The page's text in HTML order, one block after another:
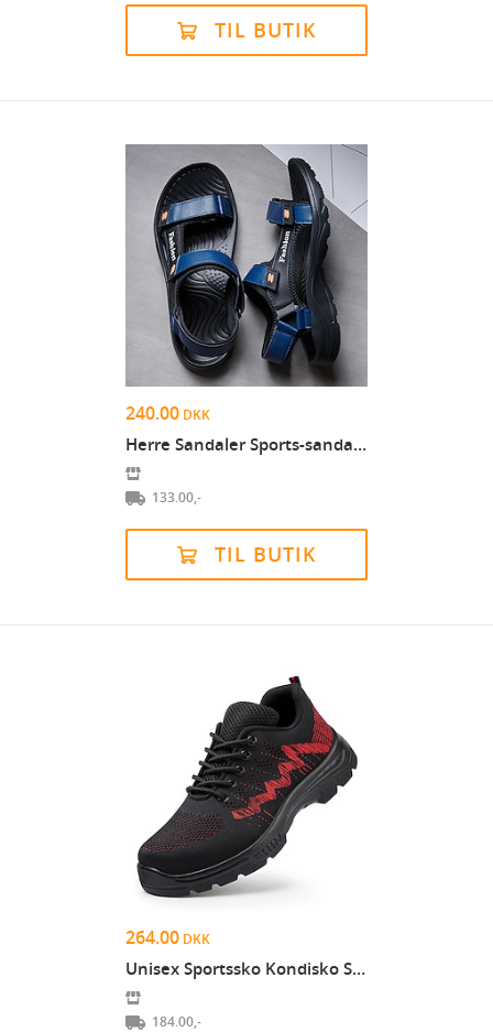
TIL BUTIK
240.00 DKK
Herre Sandaler Sports-sandaler Strandstil Daglig N...
133.00,-
TIL BUTIK
264.00 DKK
Unisex Sportssko Kondisko Sikkerhedssko Sporty Kla...
184.00,-